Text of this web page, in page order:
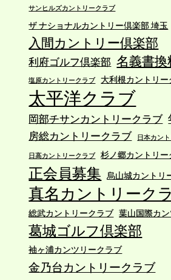
;
市原京急CCの保有・運営会社株
パシフィックゴルフマネージメ
（PGM）は、京浜急行電鉄(株)
カントリークラブ」を保有・運
京急カントリークラブの全株式
式譲渡契約を令和8年7月15日付
表しました。
0 Twitter
;
株式会社第一ゴルフ
カレドニアン・GCの年会費改定
同クラブでは、下記の通り年会
す。
記
①実施・・・令和8年10月1日よ
➁年会費（会計年度：10月～9月
【改定前】 【改定
正会員 110000円
サンヒルズカントリークラブ
ザ ナショナルカントリー倶楽部 埼玉
入間カントリー倶楽部
利府ゴルフ倶楽部 名義書換
塩原カントリークラブ 大利根カントリ
太平洋クラブ
岡部チサンカントリークラブ
房総カントリークラブ 日本カン
日高カントリークラブ 杉ノ郷カントリ
正会員募集 烏山城カントリ
真名カントリーク
総武カントリークラブ 葉山国際カ
葛城ゴルフ倶楽部
袖ヶ浦カンツリークラブ
金乃台カントリークラブ